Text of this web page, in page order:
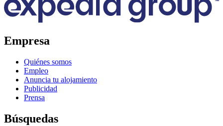
Empresa
Quiénes somos
Empleo
Anuncia tu alojamiento
Publicidad
Prensa
Búsquedas